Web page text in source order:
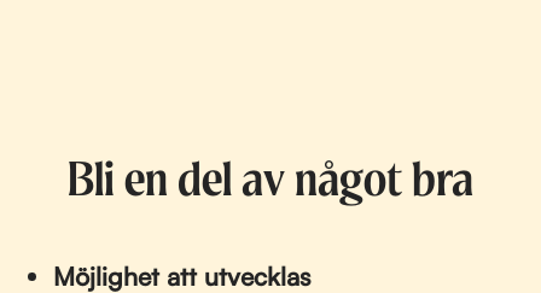
Bli en del av något bra
Möjlighet att utvecklas